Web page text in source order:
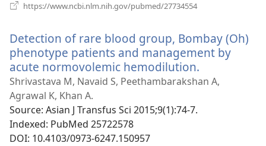
https://www.ncbi.nlm.nih.gov/pubmed/27734554
вікні)
Detection of rare blood group, Bombay (Oh)
phenotype patients and management by
acute normovolemic hemodilution.
у
Shrivastava M, Navaid S, Peethambarakshan A,
Agrawal K, Khan A.
Source‎: Asian J Transfus Sci 2015;9(1):74-7.
Indexed‎: PubMed 25722578
DOI‎: 10.4103/0973-6247.150957